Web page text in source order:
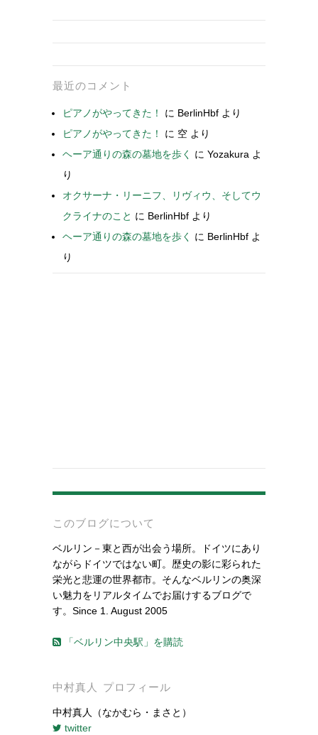
最近のコメント
ピアノがやってきた！ に BerlinHbf より
ピアノがやってきた！
に 空 より
ヘーア通りの森の墓地を歩く
に Yozakura よ
り
オクサーナ・リーニフ、リヴィウ、そしてウ
クライナのこと に BerlinHbf より
ヘーア通りの森の墓地を歩く
に BerlinHbf よ
り
このブログについて
ベルリン－東と西が出会う場所。ドイツにあり
ながらドイツではない町。歴史の影に彩られた
栄光と悲運の世界都市。そんなベルリンの奥深
い魅力をリアルタイムでお届けするブログで
す。Since 1. August 2005
「ベルリン中央駅」を購読
中村真人 プロフィール
中村真人（なかむら・まさと）
twitter